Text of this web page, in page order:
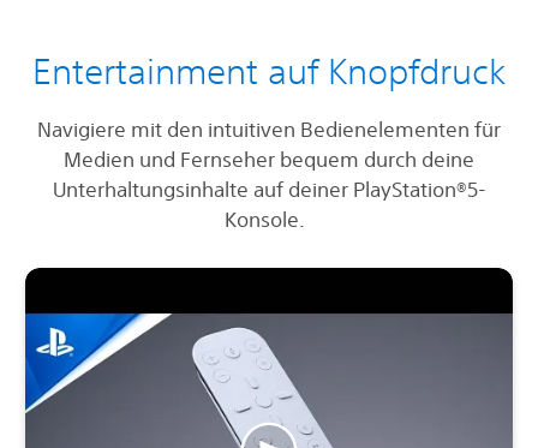
Entertainment auf Knopfdruck
Navigiere mit den intuitiven Bedienelementen für
Medien und Fernseher bequem durch deine
Unterhaltungsinhalte auf deiner PlayStation®5-
Konsole.